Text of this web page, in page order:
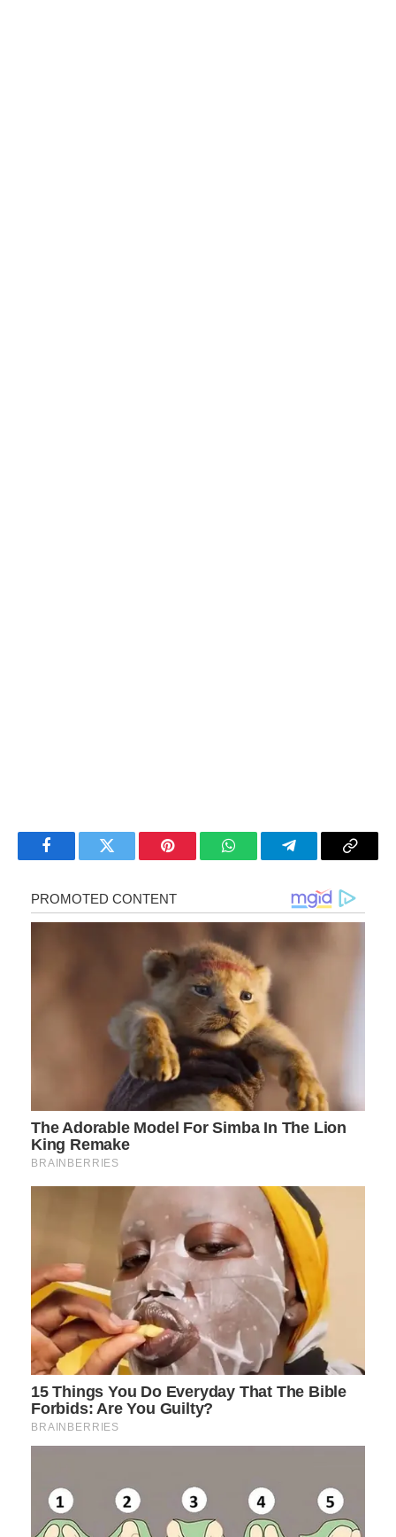
FacebookTwitter Pinterest WhatsAppTelegramCopy